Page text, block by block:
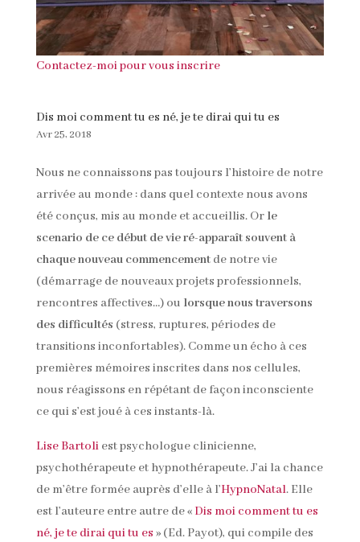
Contactez-moi pour vous inscrire
Dis moi comment tu es né, je te dirai qui tu es
Avr 25, 2018
Nous ne connaissons pas toujours l’histoire de notre
arrivée au monde : dans quel contexte nous avons
été conçus, mis au monde et accueillis. Or le
scenario de ce début de vie ré-apparaît souvent à
chaque nouveau commencementde notre vie
(démarrage de nouveaux projets professionnels,
rencontres affectives…) ou lorsque nous traversons
des difficultés (stress, ruptures, périodes de
transitions inconfortables). Comme un écho à ces
premières mémoires inscrites dans nos cellules,
nous réagissons en répétant de façon inconsciente
ce qui s’est joué à ces instants-là.
Lise Bartoliest psychologue clinicienne,
psychothérapeute et hypnothérapeute. J’ai la chance
de m’être formée auprès d’elle à l’HypnoNatal. Elle
est l’auteure entre autre de «Dis moi comment tu es
né, je te dirai qui tu es » (Ed. Payot), qui compile des